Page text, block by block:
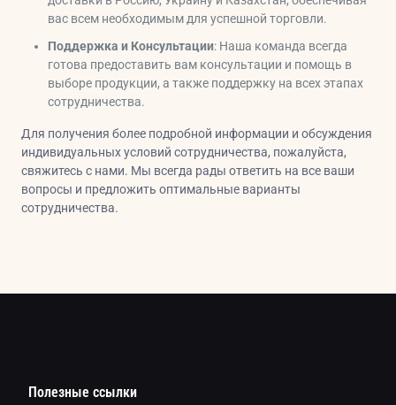
вас всем необходимым для успешной торговли.
Поддержка и Консультации: Наша команда всегда
готова предоставить вам консультации и помощь в
выборе продукции, а также поддержку на всех этапах
сотрудничества.
Для получения более подробной информации и обсуждения
индивидуальных условий сотрудничества, пожалуйста,
свяжитесь с нами. Мы всегда рады ответить на все ваши
вопросы и предложить оптимальные варианты
сотрудничества.
Полезные ссылки